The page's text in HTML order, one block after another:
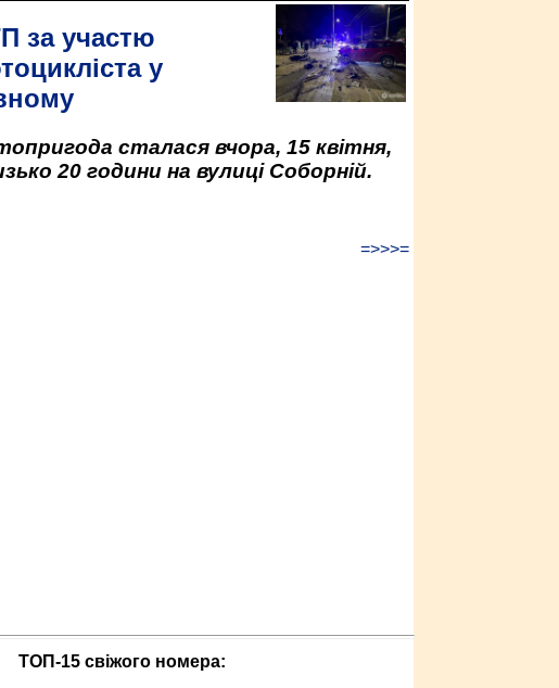
за участю
у
сталася вчора, 15 квітня,
20 години на вулиці Соборній.
=>>>=
ТОП-15 свіжого номера: